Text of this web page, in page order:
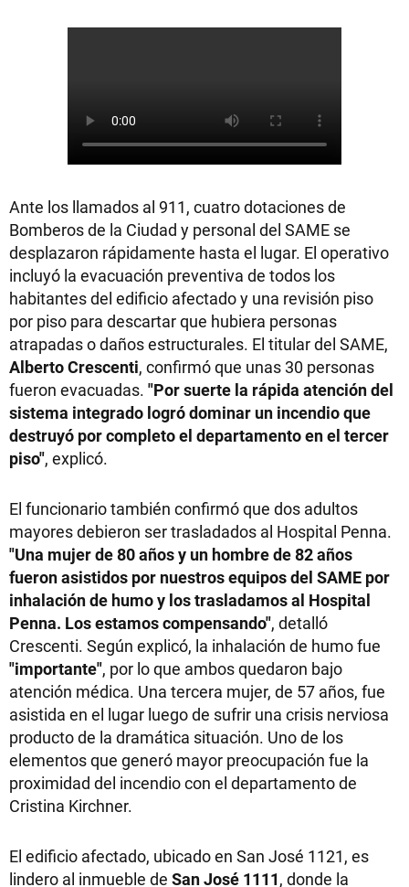
Ante los llamados al 911, cuatro dotaciones de
Bomberos de la Ciudad y personal del SAME se
desplazaron rápidamente hasta el lugar. El operativo
incluyó la evacuación preventiva de todos los
habitantes del edificio afectado y una revisión piso
por piso para descartar que hubiera personas
atrapadas o daños estructurales. El titular del SAME,
Alberto Crescenti, confirmó que unas 30 personas
fueron evacuadas. "Por suerte la rápida atención del
sistema integrado logró dominar un incendio que
destruyó por completo el departamento en el tercer
piso", explicó.
El funcionario también confirmó que dos adultos
mayores debieron ser trasladados al Hospital Penna.
"Una mujer de 80 años y un hombre de 82 años
fueron asistidos por nuestros equipos del SAME por
inhalación de humo y los trasladamos al Hospital
Penna. Los estamos compensando", detalló
Crescenti. Según explicó, la inhalación de humo fue
"importante", por lo que ambos quedaron bajo
atención médica. Una tercera mujer, de 57 años, fue
asistida en el lugar luego de sufrir una crisis nerviosa
producto de la dramática situación. Uno de los
elementos que generó mayor preocupación fue la
proximidad del incendio con el departamento de
Cristina Kirchner.
El edificio afectado, ubicado en San José 1121, es
lindero al inmueble de San José 1111, donde la